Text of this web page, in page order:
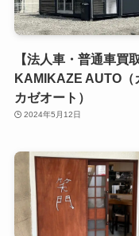
【法人車・普通車買取
KAMIKAZE AUTO（
カゼオート）
2024年5月12日